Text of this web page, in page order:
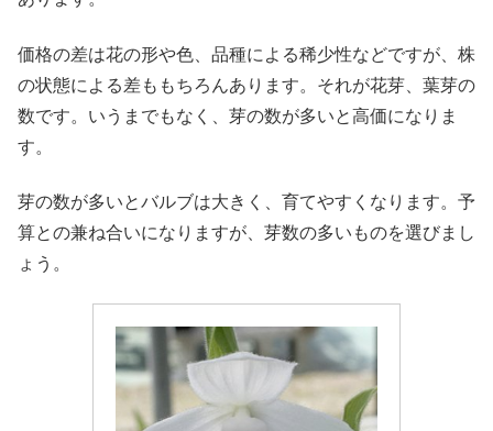
価格の差は花の形や色、品種による稀少性などですが、株
の状態による差ももちろんあります。それが花芽、葉芽の
数です。いうまでもなく、芽の数が多いと高価になりま
す。
芽の数が多いとバルブは大きく、育てやすくなります。予
算との兼ね合いになりますが、芽数の多いものを選びまし
ょう。